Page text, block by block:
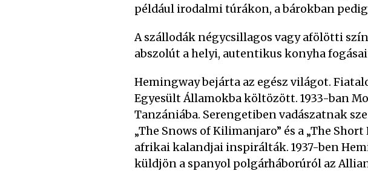
például irodalmi túrákon, a bárokban
A szállodák négycsillagos vagy afölötti
abszolút a helyi, autentikus konyha
Hemingway bejárta az egész világot.
Egyesült Államokba költözött. 1933-ban
Tanzániába. Serengetiben vadászatnak
„The Snows of Kilimanjaro” és a „The
afrikai kalandjai inspirálták. 1937-ben
küldjön a spanyol polgárháborúról az